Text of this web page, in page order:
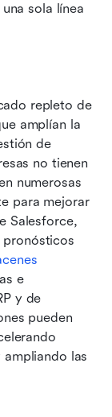
sola línea
repleto de
amplían la
de
no tienen
numerosas
para mejorar
Salesforce,
pronósticos
e
y de
pueden
las